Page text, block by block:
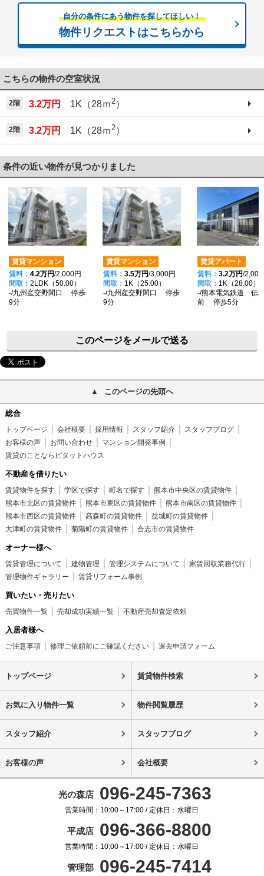
自分の条件にあう物件を探してほしい！
物件リクエストはこちらから
こちらの物件の空室状況
2階 3.2万円 1K（28ｍ2）
2階 3.2万円 1K（28ｍ2）
条件の近い物件が見つかりました
賃貸マンション
賃料： 4.2万円/2,000円
間取： 2LDK（50.00）
-/九州産交野間口 停歩
9分
賃貸マンション
賃料： 3.5万円/3,000円
間取： 1K（25.00）
-/九州産交野間口 停歩
9分
賃貸アパート
賃料： 3.2万円/2,000
間取： 1K（28.00）
-/熊本電気鉄道 伝
前 停歩5分
このページをメールで送る
このページの先頭へ
総合
トップページ 会社概要 採用情報 スタッフ紹介
スタッフブログ
お客様の声
お問い合わせ
マンション開発事例
賃貸のことならピタットハウス
不動産を借りたい
賃貸物件を探す 学区で探す 町名で探す
熊本市中央区の賃貸物件
熊本市北区の賃貸物件
熊本市東区の賃貸物件
熊本市南区の賃貸物件
熊本市西区の賃貸物件
高森町の賃貸物件
益城町の賃貸物件
大津町の賃貸物件
菊陽町の賃貸物件 合志市の賃貸物件
オーナー様へ
賃貸管理について 建物管理 管理システムについて
家賃回収業務代行
管理物件ギャラリー
賃貸リフォーム事例
買いたい・売りたい
売買物件一覧 売却成功実績一覧 不動産売却査定依頼
入居者様へ
ご注意事項 修理ご依頼前にご確認ください 退去申請フォーム
トップページ 賃貸物件検索
お気に入り物件一覧 物件閲覧履歴
スタッフ紹介 スタッフブログ
お客様の声 会社概要
光の森店 096-245-7363
営業時間：10:00～17:00 / 定休日：水曜日
平成店 096-366-8800
営業時間：10:00～17:00 / 定休日：水曜日
管理部 096-245-7414